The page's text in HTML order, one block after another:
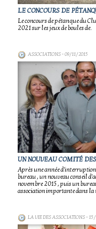
LE CONCOURS DE
Le concours de pétanque du
2021 sur les jeux de boules de.
ASSOCIATIONS- 09/11/2015
UN NOUVEAU COMITÉ
Après une année d'interruption
bureau , un nouveau conseil
novembre 2015 , puis un
association importante dans la
LA VIE DES ASSOCIATIONS-